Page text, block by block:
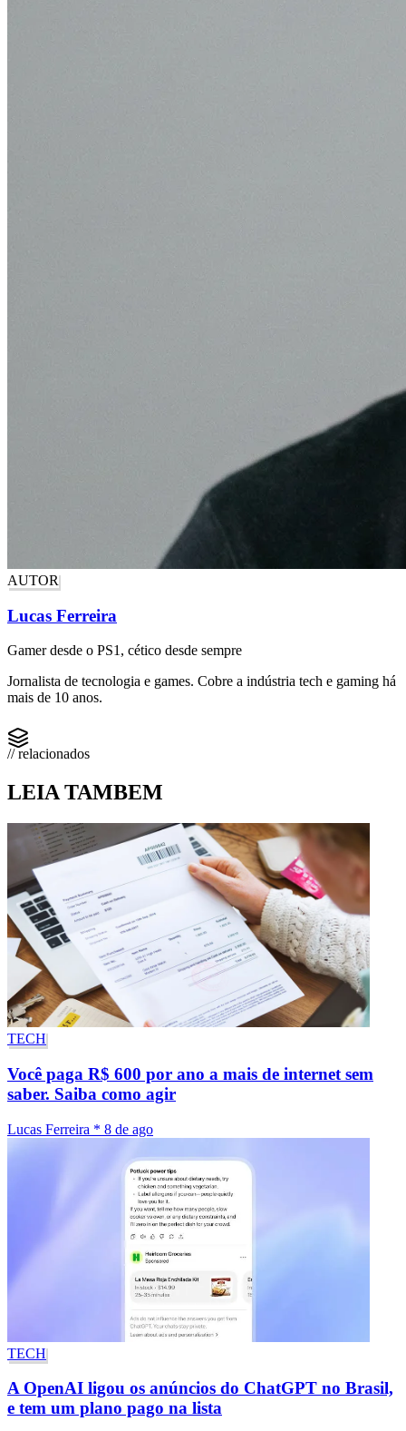
AUTOR
Lucas Ferreira
Gamer desde o PS1, cético desde sempre
Jornalista de tecnologia e games. Cobre a indústria tech e gaming há
mais de 10 anos.
// relacionados
LEIA TAMBEM
TECH
Você paga R$ 600 por ano a mais de internet sem
saber. Saiba como agir
Lucas Ferreira * 8 de ago
TECH
A OpenAI ligou os anúncios do ChatGPT no Brasil,
e tem um plano pago na lista